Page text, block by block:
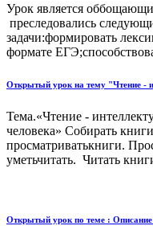
Урок является
преследовались
задачи:формировать
формате
Открытый урок на тему "Чтение -
Тема.«Чтение -
человека» Собирать
просматриватькниги.
уметьчитать. Читать
Открытый урок по теме : Описание